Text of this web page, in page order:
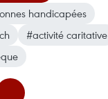
handicapées
#activité caritative